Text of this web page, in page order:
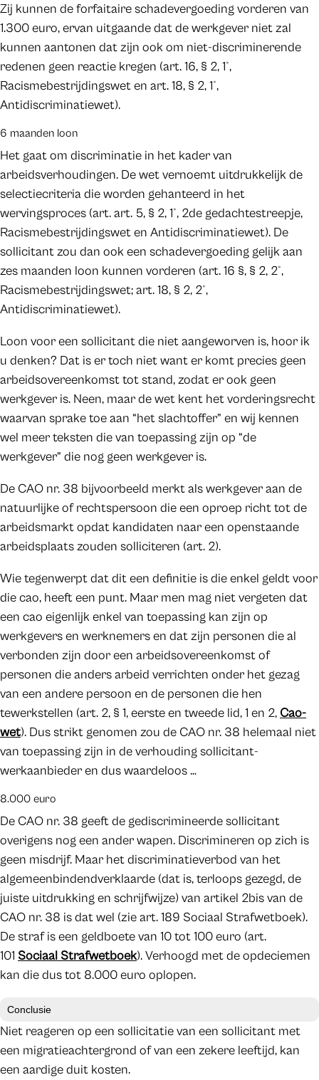
Zij kunnen de forfaitaire schadevergoeding vorderen van
1.300 euro, ervan uitgaande dat de werkgever niet zal
kunnen aantonen dat zijn ook om niet-discriminerende
redenen geen reactie kregen (art. 16, § 2, 1°,
Racismebestrijdingswet en art. 18, § 2, 1°,
Antidiscriminatiewet).
6 maanden loon
Het gaat om discriminatie in het kader van
arbeidsverhoudingen. De wet vernoemt uitdrukkelijk de
selectiecriteria die worden gehanteerd in het
wervingsproces (art. art. 5, § 2, 1°, 2de gedachtestreepje,
Racismebestrijdingswet en Antidiscriminatiewet). De
sollicitant zou dan ook een schadevergoeding gelijk aan
zes maanden loon kunnen vorderen (art. 16 §, § 2, 2°,
Racismebestrijdingswet; art. 18, § 2, 2°,
Antidiscriminatiewet).
Loon voor een sollicitant die niet aangeworven is, hoor ik
u denken? Dat is er toch niet want er komt precies geen
arbeidsovereenkomst tot stand, zodat er ook geen
werkgever is. Neen, maar de wet kent het vorderingsrecht
waarvan sprake toe aan “het slachtoffer” en wij kennen
wel meer teksten die van toepassing zijn op “de
werkgever” die nog geen werkgever is.
De CAO nr. 38 bijvoorbeeld merkt als werkgever aan de
natuurlijke of rechtspersoon die een oproep richt tot de
arbeidsmarkt opdat kandidaten naar een openstaande
arbeidsplaats zouden solliciteren (art. 2).
Wie tegenwerpt dat dit een definitie is die enkel geldt voor
die cao, heeft een punt. Maar men mag niet vergeten dat
een cao eigenlijk enkel van toepassing kan zijn op
werkgevers en werknemers en dat zijn personen die al
verbonden zijn door een arbeidsovereenkomst of
personen die anders arbeid verrichten onder het gezag
van een andere persoon en de personen die hen
tewerkstellen (art. 2, § 1, eerste en tweede lid, 1 en 2, Cao-
wet). Dus strikt genomen zou de CAO nr. 38 helemaal niet
van toepassing zijn in de verhouding sollicitant-
werkaanbieder en dus waardeloos …
8.000 euro
De CAO nr. 38 geeft de gediscrimineerde sollicitant
overigens nog een ander wapen. Discrimineren op zich is
geen misdrijf. Maar het discriminatieverbod van het
algemeenbindendverklaarde (dat is, terloops gezegd, de
juiste uitdrukking en schrijfwijze) van artikel 2bis van de
CAO nr. 38 is dat wel (zie art. 189 Sociaal Strafwetboek).
De straf is een geldboete van 10 tot 100 euro (art.
101 Sociaal Strafwetboek). Verhoogd met de opdeciemen
kan die dus tot 8.000 euro oplopen.
Conclusie
Niet reageren op een sollicitatie van een sollicitant met
een migratieachtergrond of van een zekere leeftijd, kan
een aardige duit kosten.